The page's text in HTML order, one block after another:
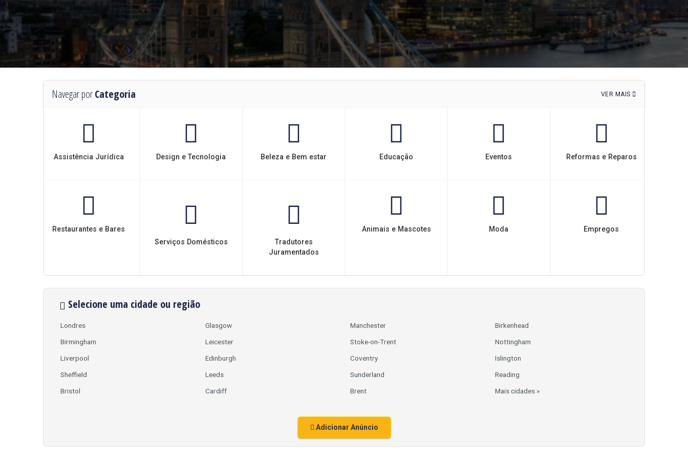
Navegar porCategoria VER MAIS
Assistência Jurídica Design e Tecnologia Beleza e Bem estar Educação Eventos Reformas e Reparos
Restaurantes e Bares
Serviços Domésticos
Tradutores
Juramentados
Animais e Mascotes Moda Empregos
Selecione uma cidade ou região
Londres Glasgow Manchester
Birkenhead
Birmingham
Leicester Stoke-on-Trent
Nottingham
Liverpool
Edinburgh Coventry
Islington
Sheffield
Leeds Sunderland
Reading
Bristol
Cardiff Brent Mais cidades »
Adicionar Anúncio